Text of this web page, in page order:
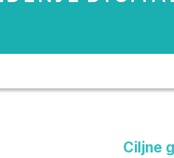
Ciljne